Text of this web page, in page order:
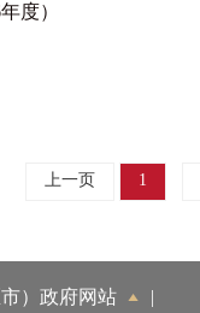
度）
上一页 1
）政府网站 |